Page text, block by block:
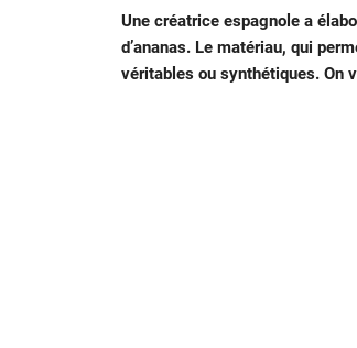
Une créatrice espagnole a
d’ananas. Le matériau, qui
véritables ou synthétiques. On